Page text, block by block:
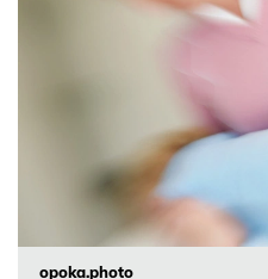
opoka.photo